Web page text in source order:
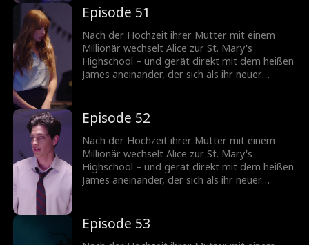
knisternden Spannung mehr?
Episode 51
Nach der Hochzeit ihrer Mutter mit einem
Millionär wechselt Alice zur St. Mary's
Highschool – und gerät direkt mit dem heißen
James aneinander, der sich als ihr neuer
knisternden Spannung mehr?
Episode 52
Nach der Hochzeit ihrer Mutter mit einem
Millionär wechselt Alice zur St. Mary's
Highschool – und gerät direkt mit dem heißen
James aneinander, der sich als ihr neuer
knisternden Spannung mehr?
Episode 53